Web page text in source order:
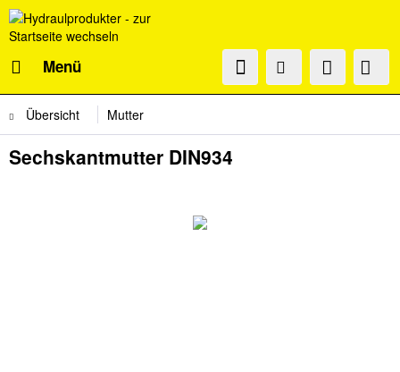
Menü
Übersicht Mutter
Sechskantmutter DIN934